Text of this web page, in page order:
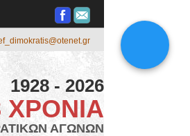
1928 - 2026
ΧΡΟΝΙΑ
ΑΓΩΝΩΝ